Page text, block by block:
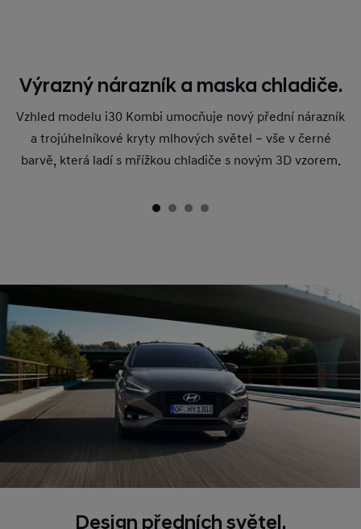
Výrazný nárazník a maska chladiče.
Vzhled modelu i30 Kombi umocňuje nový přední nárazník
a trojúhelníkové kryty mlhových světel – vše v černé
barvě, která ladí s mřížkou chladiče s novým 3D vzorem.
Design předních světel.